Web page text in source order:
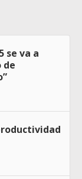
se va a
de